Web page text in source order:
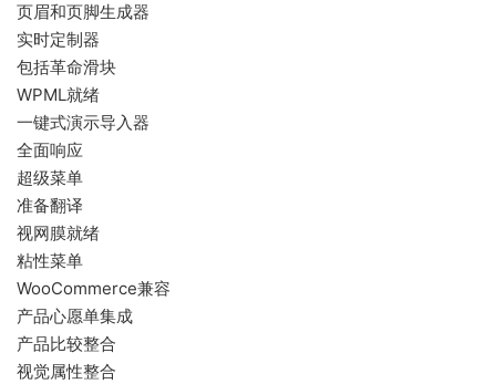
页眉和页脚生成器
实时定制器
包括革命滑块
WPML就绪
一键式演示导入器
全面响应
超级菜单
准备翻译
视网膜就绪
粘性菜单
WooCommerce兼容
产品心愿单集成
产品比较整合
视觉属性整合